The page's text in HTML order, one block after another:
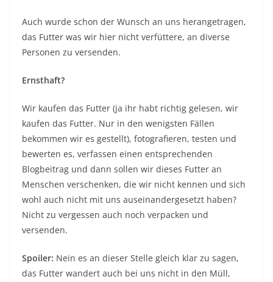
Auch wurde schon der Wunsch an uns herangetragen,
das Futter was wir hier nicht verfüttere, an diverse
Personen zu versenden.
Ernsthaft?
Wir kaufen das Futter (ja ihr habt richtig gelesen, wir
kaufen das Futter. Nur in den wenigsten Fällen
bekommen wir es gestellt), fotografieren, testen und
bewerten es, verfassen einen entsprechenden
Blogbeitrag und dann sollen wir dieses Futter an
Menschen verschenken, die wir nicht kennen und sich
wohl auch nicht mit uns auseinandergesetzt haben?
Nicht zu vergessen auch noch verpacken und
versenden.
Spoiler: Nein es an dieser Stelle gleich klar zu sagen,
das Futter wandert auch bei uns nicht in den Müll,